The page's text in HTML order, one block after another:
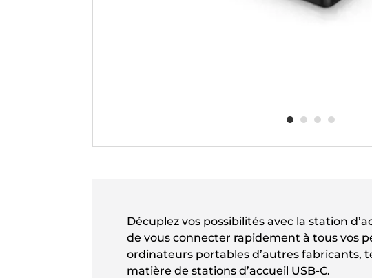
Décuplez vos possibilités avec la station
de vous connecter rapidement à tous vos
ordinateurs portables d’autres fabricants,
matière de stations d’accueil USB-C.